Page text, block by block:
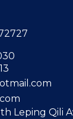
Leping Qili